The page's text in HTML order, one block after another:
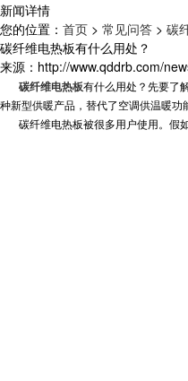
新闻详情
您的位置： 首页 > 常见问答 > 碳
碳纤维电热板有什么用处？
来源：http://www.qddrb.com/
碳纤维电热板有什么用处？先要了
种新型供暖产品，替代了空调供温暖功
碳纤维电热板被很多用户使用。假